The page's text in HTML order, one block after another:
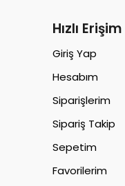
Hızlı Erişim
Giriş Yap
Hesabım
Siparişlerim
Sipariş Takip
Sepetim
Favorilerim